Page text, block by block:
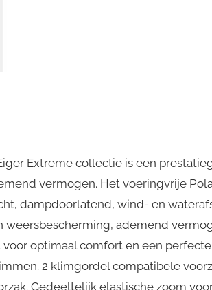
Extreme collectie is een
vermogen. Het voeringvrije
dampdoorlatend, wind- en
ademend
optimaal comfort en een
2 klimgordel compatibele
Gedeeltelijk elastische zoom